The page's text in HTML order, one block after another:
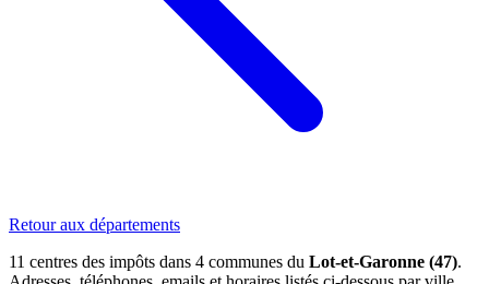
Retour aux départements
11 centres des impôts dans 4 communes du Lot-et-Garonne (47).